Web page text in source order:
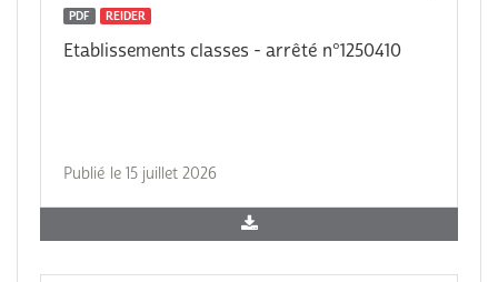
PDF REIDER
Etablissements classes - arrêté n°1250410
Publié le 15 juillet 2026